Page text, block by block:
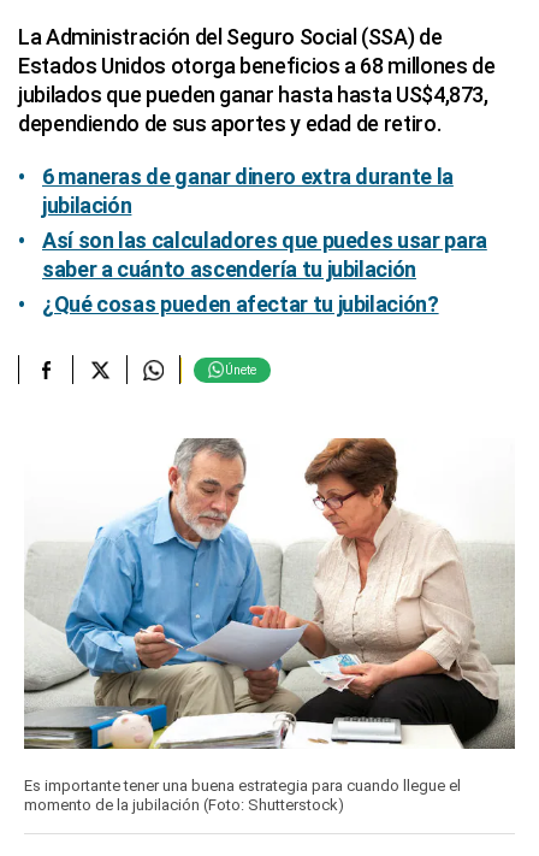
La Administración del Seguro Social (SSA) de
Estados Unidos otorga beneficios a 68 millones de
jubilados que pueden ganar hasta hasta US$4,873,
dependiendo de sus aportes y edad de retiro.
6 maneras de ganar dinero extra durante la
jubilación
Así son las calculadores que puedes usar para
saber a cuánto ascendería tu jubilación
¿Qué cosas pueden afectar tu jubilación?
Únete
Es importante tener una buena estrategia para cuando llegue el
momento de la jubilación (Foto: Shutterstock)